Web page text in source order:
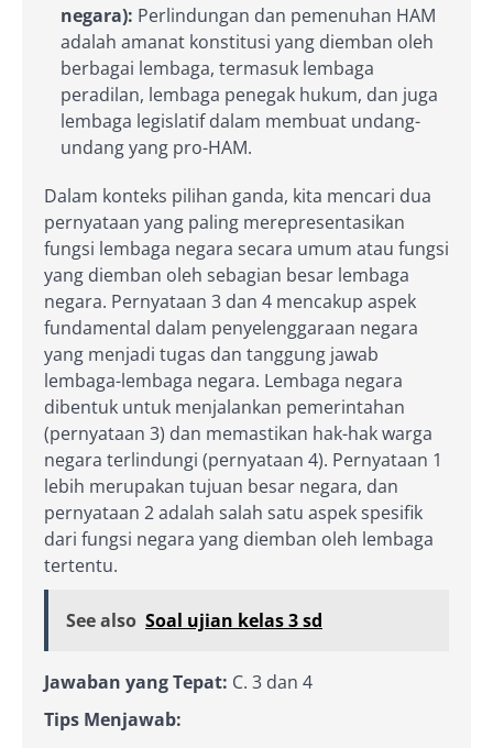
negara): Perlindungan dan pemenuhan HAM
adalah amanat konstitusi yang diemban oleh
berbagai lembaga, termasuk lembaga
peradilan, lembaga penegak hukum, dan juga
lembaga legislatif dalam membuat undang-
undang yang pro-HAM.
Dalam konteks pilihan ganda, kita mencari dua
pernyataan yang paling merepresentasikan
fungsi lembaga negara secara umum atau fungsi
yang diemban oleh sebagian besar lembaga
negara. Pernyataan 3 dan 4 mencakup aspek
fundamental dalam penyelenggaraan negara
yang menjadi tugas dan tanggung jawab
lembaga-lembaga negara. Lembaga negara
dibentuk untuk menjalankan pemerintahan
(pernyataan 3) dan memastikan hak-hak warga
negara terlindungi (pernyataan 4). Pernyataan 1
lebih merupakan tujuan besar negara, dan
pernyataan 2 adalah salah satu aspek spesifik
dari fungsi negara yang diemban oleh lembaga
tertentu.
See also Soal ujian kelas 3 sd
Jawaban yang Tepat: C. 3 dan 4
Tips Menjawab: